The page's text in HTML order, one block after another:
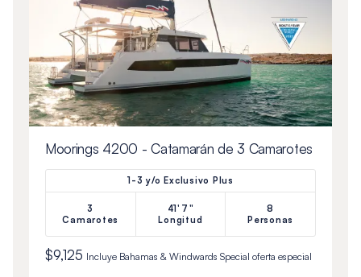
Moorings 4200 - Catamarán de 3 Camarotes
1-3 y/o Exclusivo Plus
3
Camarotes
41'7"
Longitud
8
Personas
$9,125 Incluye Bahamas & Windwards Special oferta especial